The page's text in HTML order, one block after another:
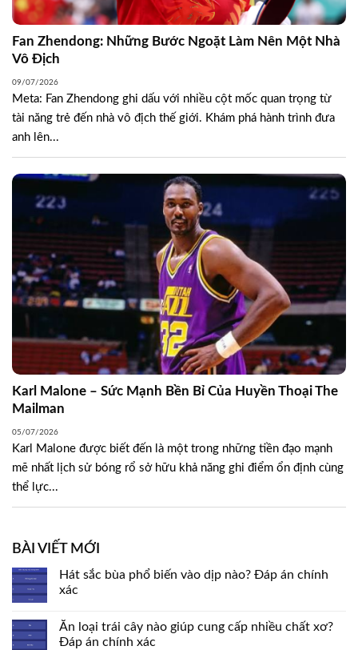
Fan Zhendong: Những Bước Ngoặt Làm Nên Một Nhà
Vô Địch
09/07/2026
Meta: Fan Zhendong ghi dấu với nhiều cột mốc quan trọng từ
tài năng trẻ đến nhà vô địch thế giới. Khám phá hành trình đưa
anh lên...
Karl Malone – Sức Mạnh Bền Bỉ Của Huyền Thoại The
Mailman
05/07/2026
Karl Malone được biết đến là một trong những tiền đạo mạnh
mẽ nhất lịch sử bóng rổ sở hữu khả năng ghi điểm ổn định cùng
thể lực...
BÀI VIẾT MỚI
Hát sắc bùa phổ biến vào dịp nào? Đáp án chính
xác
Ăn loại trái cây nào giúp cung cấp nhiều chất xơ?
Đáp án chính xác